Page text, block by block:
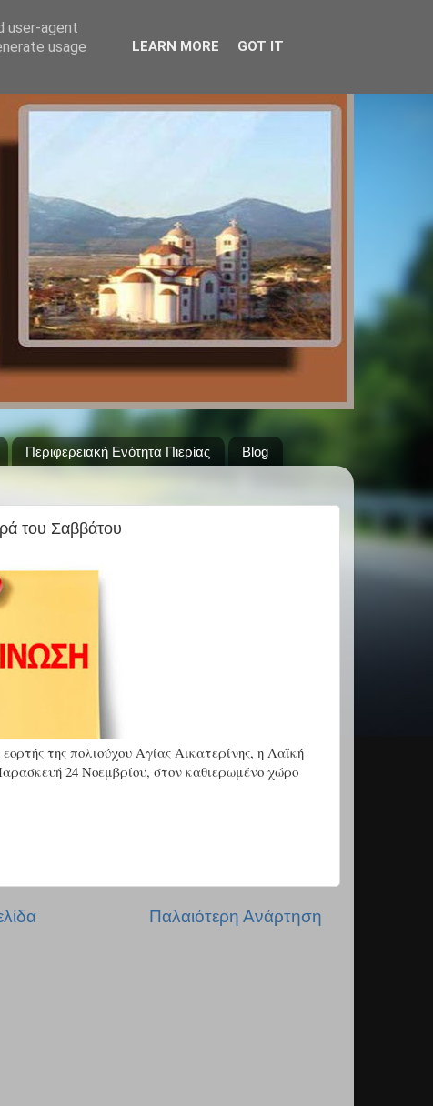
Περιφερειακή Ενότητα Πιερίας Blog
του Σαββάτου
της πολιούχου Αγίας Αικατερίνης, η Λαϊκή
24 Νοεμβρίου, στον καθιερωμένο χώρο
Παλαιότερη Ανάρτηση
user-agent
usage
LEARN MORE GOT IT